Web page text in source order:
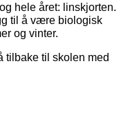
hele året: linskjorten.
til å være biologisk
og vinter.
tilbake til skolen med